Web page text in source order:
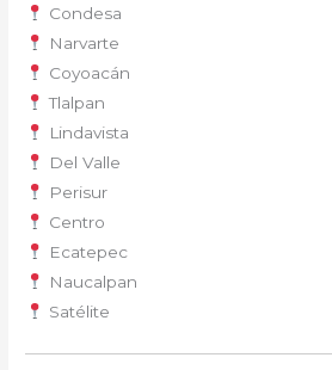
Condesa
Narvarte
Coyoacán
Tlalpan
Lindavista
Del Valle
Perisur
Centro
Ecatepec
Naucalpan
Satélite